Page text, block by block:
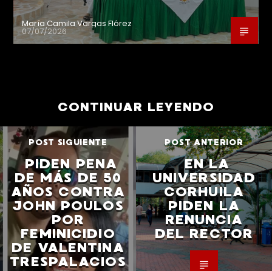
María Camila Vargas Flórez
07/07/2026
CONTINUAR LEYENDO
POST SIGUIENTE
PIDEN PENA
DE MÁS DE 50
AÑOS CONTRA
JOHN POULOS
POR
FEMINICIDIO
DE VALENTINA
TRESPALACIOS
POST ANTERIOR
EN LA
UNIVERSIDAD
CORHUILA
PIDEN LA
RENUNCIA
DEL RECTOR